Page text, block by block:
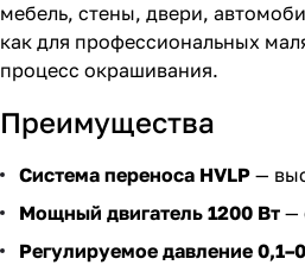
мебель, стены, двери,
как для профессиональных
процесс окрашивания.
Преимущества
Система переноса HVLP —
Мощный двигатель 1200 Вт —
Регулируемое давление